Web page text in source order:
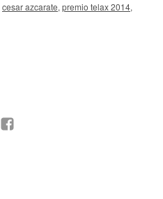
cesar azcarate, premio telax 2014,